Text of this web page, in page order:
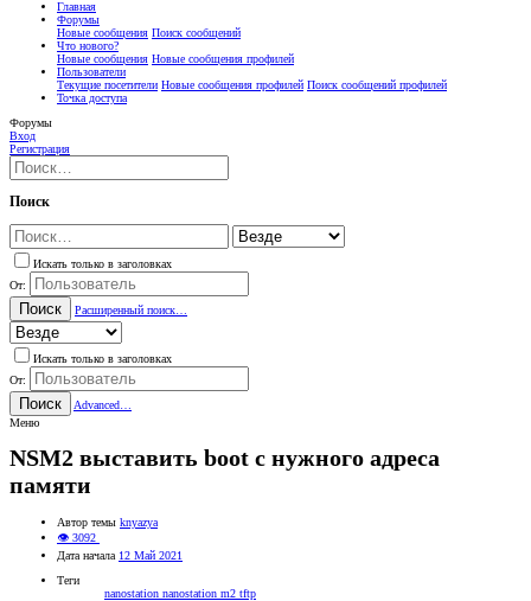
Главная
Форумы
Новые сообщения Поиск сообщений
Что нового?
Новые сообщения Новые сообщения профилей
Пользователи
Текущие посетители Новые сообщения профилей Поиск сообщений профилей
Точка доступа
Форумы
Вход
Регистрация
Поиск
Искать только в заголовках
От:
Поиск Расширенный поиск…
Искать только в заголовках
От:
Поиск
Advanced…
Меню
NSM2 выставить boot с нужного адреса
памяти
Автор темы knyazya
👁 3092
Дата начала 12 Май 2021
Теги
nanostation nanostation m2 tftp